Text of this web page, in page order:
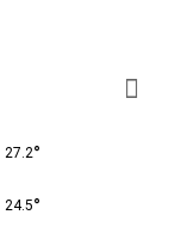
27.2°
24.5°